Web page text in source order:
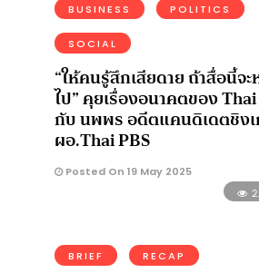
BUSINESS POLITICS
SOCIAL
“ให้คนรู้สึกเสียดาย ถ้าสื่อนี้จะ
ไป” คุยเรื่องอนาคตของ
กับ นพพร อดีตแคนดิเดตชิง
ผอ.Thai PBS
Posted On 19 May 2025
BRIEF RECAP